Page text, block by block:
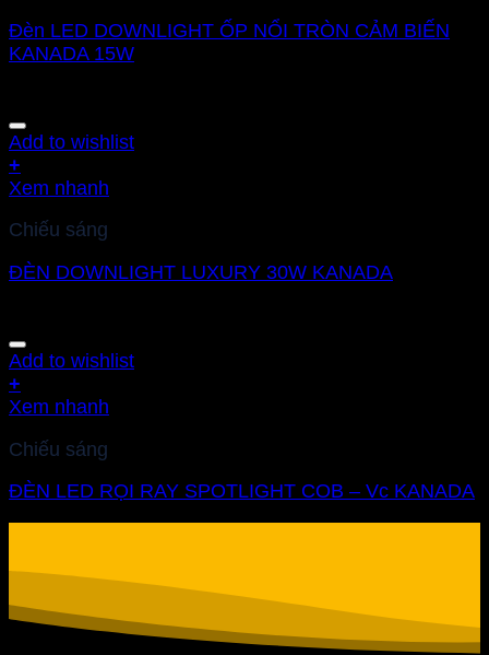
Đèn LED DOWNLIGHT ỐP NỔI TRÒN CẢM BIẾN
KANADA 15W
Add to wishlist
+
Xem nhanh
Chiếu sáng
ĐÈN DOWNLIGHT LUXURY 30W KANADA
Add to wishlist
+
Xem nhanh
Chiếu sáng
ĐÈN LED RỌI RAY SPOTLIGHT COB – Vc KANADA